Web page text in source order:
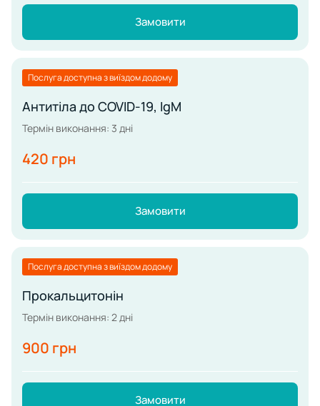
Замовити
Послуга доступна з виїздом додому
Антитіла до COVID-19, IgM
Термін виконання: 3 дні
420 грн
Замовити
Послуга доступна з виїздом додому
Прокальцитонін
Термін виконання: 2 дні
900 грн
Замовити